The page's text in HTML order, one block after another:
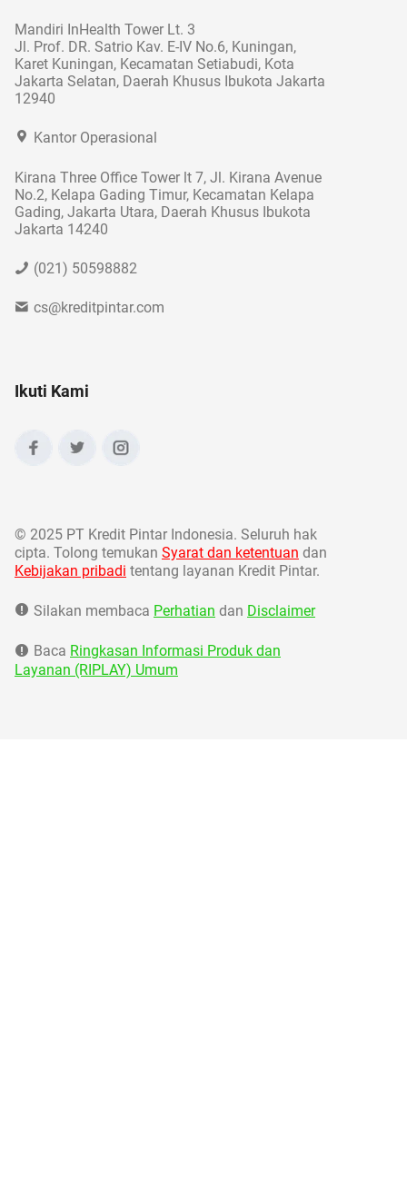
Mandiri InHealth Tower Lt. 3
Jl. Prof. DR. Satrio Kav. E-IV No.6, Kuningan,
Karet Kuningan, Kecamatan Setiabudi, Kota
Jakarta Selatan, Daerah Khusus Ibukota Jakarta
12940
Kantor Operasional
Kirana Three Office Tower lt 7, Jl. Kirana Avenue
No.2, Kelapa Gading Timur, Kecamatan Kelapa
Gading, Jakarta Utara, Daerah Khusus Ibukota
Jakarta 14240
(021) 50598882
cs@kreditpintar.com
Ikuti Kami
© 2025 PT Kredit Pintar Indonesia. Seluruh hak
cipta. Tolong temukan Syarat dan ketentuan dan
Kebijakan pribadi tentang layanan Kredit Pintar.
Silakan membaca Perhatian dan Disclaimer
Baca Ringkasan Informasi Produk dan
Layanan (RIPLAY) Umum